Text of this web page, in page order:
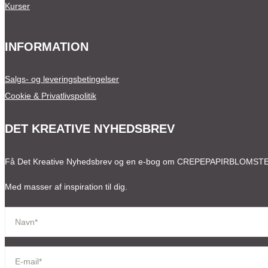
Kurser
INFORMATION
Salgs- og leveringsbetingelser
Cookie & Privatlivspolitik
DET KREATIVE NYHEDSBREV
Få Det Kreative Nyhedsbrev og en e-bog om
Med masser af inspiration til dig.